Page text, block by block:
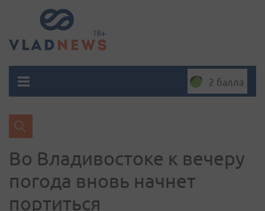
2 балла
Во Владивостоке к вечеру
погода вновь начнет
портиться